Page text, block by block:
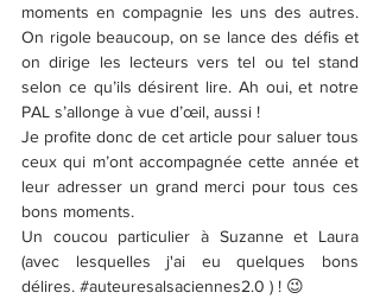
moments en compagnie les uns des autres.
On rigole beaucoup, on se lance des défis et
on dirige les lecteurs vers tel ou tel stand
selon ce qu’ils désirent lire. Ah oui, et notre
PAL s’allonge à vue d’œil, aussi !
Je profite donc de cet article pour saluer tous
ceux qui m’ont accompagnée cette année et
leur adresser un grand merci pour tous ces
bons moments.
Un coucou particulier à Suzanne et Laura
(avec lesquelles j'ai eu quelques bons
délires. #auteuresalsaciennes2.0 ) ! 😉